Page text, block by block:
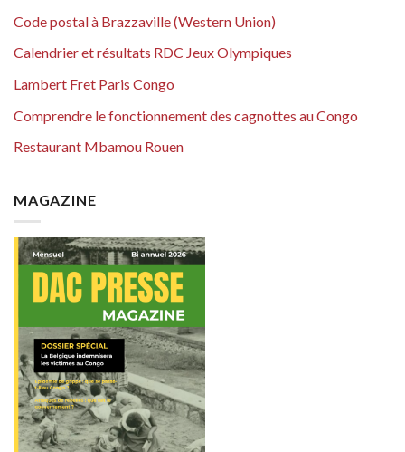
Code postal à Brazzaville (Western Union)
Calendrier et résultats RDC Jeux Olympiques
Lambert Fret Paris Congo
Comprendre le fonctionnement des cagnottes au Congo
Restaurant Mbamou Rouen
MAGAZINE